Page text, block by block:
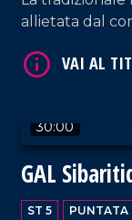
allietata dal
30:00
GAL
ST 5 PUNTATA
VAI AL TITOLO